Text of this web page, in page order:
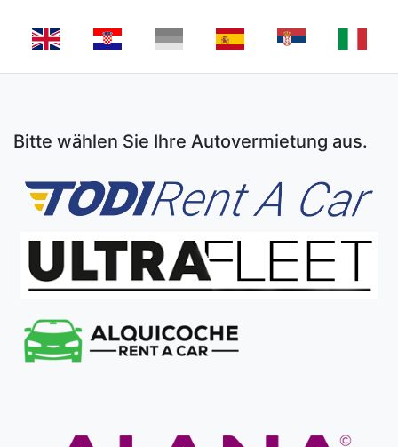
Bitte wählen Sie Ihre Autovermietung aus.